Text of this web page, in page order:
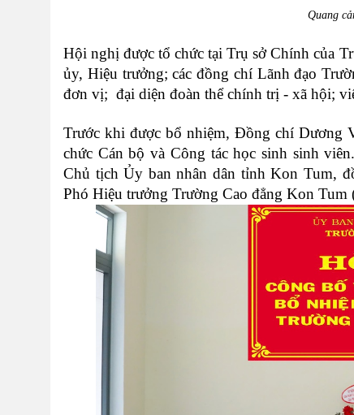
Quang
Hội nghị được tổ chức tại Trụ sở Chính của
ủy, Hiệu trưởng; các đồng chí Lãnh đạo
đơn vị; đại diện đoàn thể chính trị - xã hội;
Trước khi được bổ nhiệm, Đồng chí
chức Cán bộ và Công tác học sinh sinh
Chủ tịch Ủy ban nhân dân tỉnh Kon Tum,
Phó Hiệu trưởng Trường Cao đẳng Kon Tum